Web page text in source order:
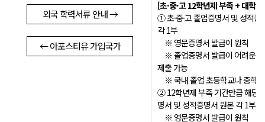
외국 학력서류 안내 →
← 아포스티유 가입국가
[초·중·고 12학년제 부족 + 대학
① 초·중·고 졸업증명서 및 성적
각 1부
※ 영문증명서 발급이 원칙
※ 졸업증명서 발급이 어려운
제출 가능
※ 국내 졸업 초등학교나 중학
② 12학년제 부족 기간만큼 해당
명서 및 성적증명서 원본 각 1부
※ 영문증명서 발급이 원칙